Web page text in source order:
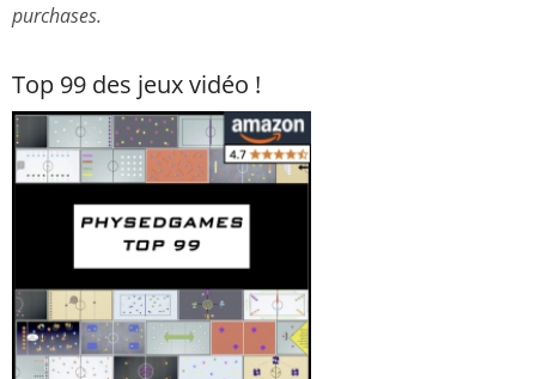
purchases.
Top 99 des jeux vidéo !